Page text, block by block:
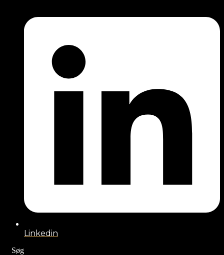
Linkedin
Søg